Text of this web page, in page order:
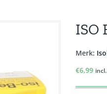
ISO
Merk:
€6,99